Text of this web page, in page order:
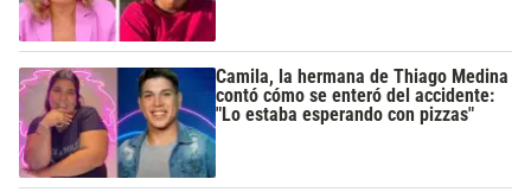
Camila, la hermana de Thiago Medina
contó cómo se enteró del accidente:
"Lo estaba esperando con pizzas"